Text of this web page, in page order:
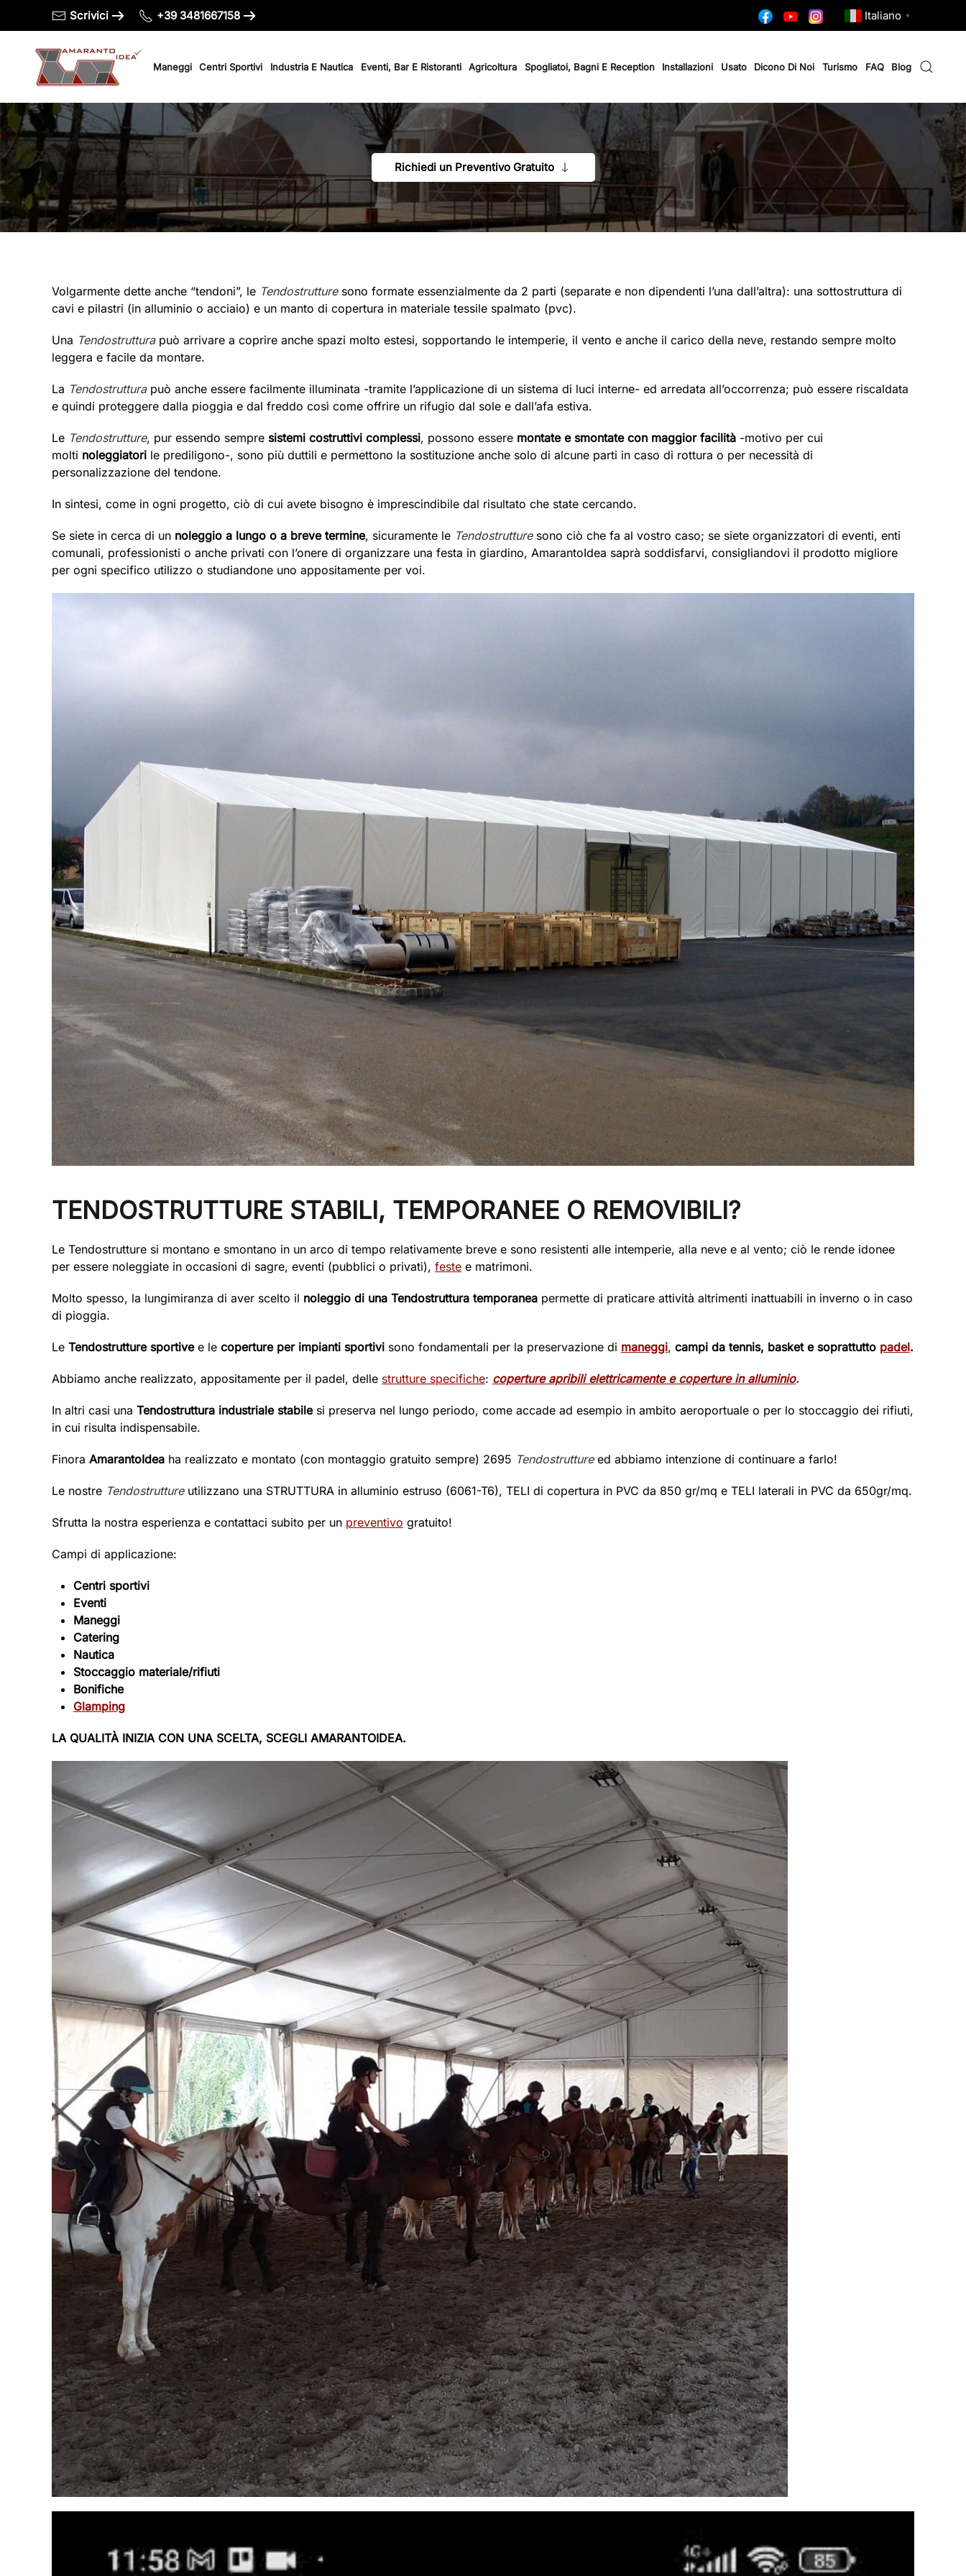
Scrivici +39 3481667158 Italiano ▼
Maneggi Centri Sportivi Industria E Nautica Eventi, Bar E Ristoranti Agricoltura Spogliatoi, Bagni E Reception Installazioni Usato Dicono Di Noi Turismo FAQ Blog
Richiedi un Preventivo Gratuito
Volgarmente dette anche “tendoni”, le Tendostrutturesono formate essenzialmente da 2 parti (separate e non dipendenti l’una dall’altra): una sottostruttura di
cavi e pilastri (in alluminio o acciaio) e un manto di copertura in materiale tessile spalmato (pvc).
Una Tendostrutturapuò arrivare a coprire anche spazi molto estesi, sopportando le intemperie, il vento e anche il carico della neve, restando sempre molto
leggera e facile da montare.
La Tendostrutturapuò anche essere facilmente illuminata -tramite l’applicazione di un sistema di luci interne- ed arredata all’occorrenza; può essere riscaldata
e quindi proteggere dalla pioggia e dal freddo così come offrire un rifugio dal sole e dall’afa estiva.
Le Tendostrutture, pur essendo sempre sistemi costruttivi complessi, possono essere montate e smontate con maggior facilità -motivo per cui
molti noleggiatori le prediligono-, sono più duttili e permettono la sostituzione anche solo di alcune parti in caso di rottura o per necessità di
personalizzazione del tendone.
In sintesi, come in ogni progetto, ciò di cui avete bisogno è imprescindibile dal risultato che state cercando.
Se siete in cerca di un noleggio a lungo o a breve termine, sicuramente le Tendostrutturesono ciò che fa al vostro caso; se siete organizzatori di eventi, enti
comunali, professionisti o anche privati con l’onere di organizzare una festa in giardino, AmarantoIdea saprà soddisfarvi, consigliandovi il prodotto migliore
per ogni specifico utilizzo o studiandone uno appositamente per voi.
TENDOSTRUTTURE STABILI, TEMPORANEE O REMOVIBILI?
Le Tendostrutture si montano e smontano in un arco di tempo relativamente breve e sono resistenti alle intemperie, alla neve e al vento; ciò le rende idonee
per essere noleggiate in occasioni di sagre, eventi (pubblici o privati), feste e matrimoni.
Molto spesso, la lungimiranza di aver scelto il noleggio di una Tendostruttura temporanea permette di praticare attività altrimenti inattuabili in inverno o in caso
di pioggia.
Le Tendostrutture sportivee le coperture per impianti sportivi sono fondamentali per la preservazione di maneggi, campi da tennis, basket e soprattutto padel.
Abbiamo anche realizzato, appositamente per il padel, delle strutture specifiche: coperture apribili elettricamente e coperture in alluminio.
In altri casi una Tendostruttura industriale stabilesi preserva nel lungo periodo, come accade ad esempio in ambito aeroportuale o per lo stoccaggio dei rifiuti,
in cui risulta indispensabile.
Finora AmarantoIdea ha realizzato e montato (con montaggio gratuito sempre) 2695 Tendostruttureed abbiamo intenzione di continuare a farlo!
Le nostre Tendostruttureutilizzano una STRUTTURA in alluminio estruso (6061-T6), TELI di copertura in PVC da 850 gr/mq e TELI laterali in PVC da 650gr/mq.
Sfrutta la nostra esperienza e contattaci subito per un preventivo gratuito!
Campi di applicazione:
Centri sportivi
Eventi
Maneggi
Catering
Nautica
Stoccaggio materiale/rifiuti
Bonifiche
Glamping
LA QUALITÀ INIZIA CON UNA SCELTA, SCEGLI AMARANTOIDEA.